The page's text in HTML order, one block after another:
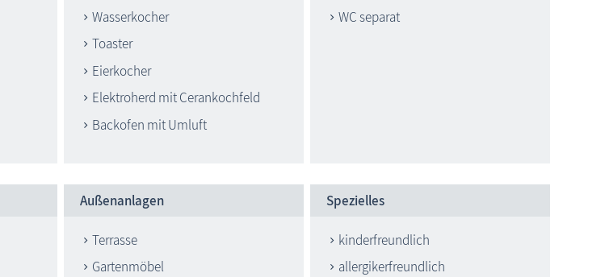
Wasserkocher
Toaster
Eierkocher
Elektroherd mit Cerankochfeld
Backofen mit Umluft
WC separat
Außenanlagen
Terrasse
Gartenmöbel
Spezielles
kinderfreundlich
allergikerfreundlich